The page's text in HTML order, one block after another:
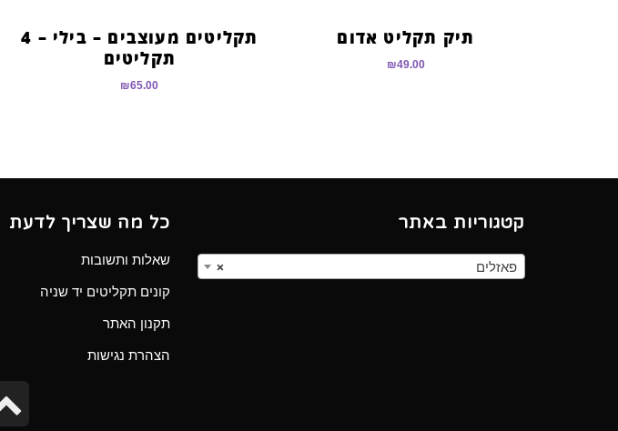
תיק תקליט אדום
₪49.00
תקליטים מעוצבים – בילי – 4
תקליטים
₪65.00
קטגוריות באתר
× פאזלים
כל מה שצריך לדעת
שאלות ותשובות
קונים תקליטים יד שניה
תקנון האתר
הצהרת נגישות